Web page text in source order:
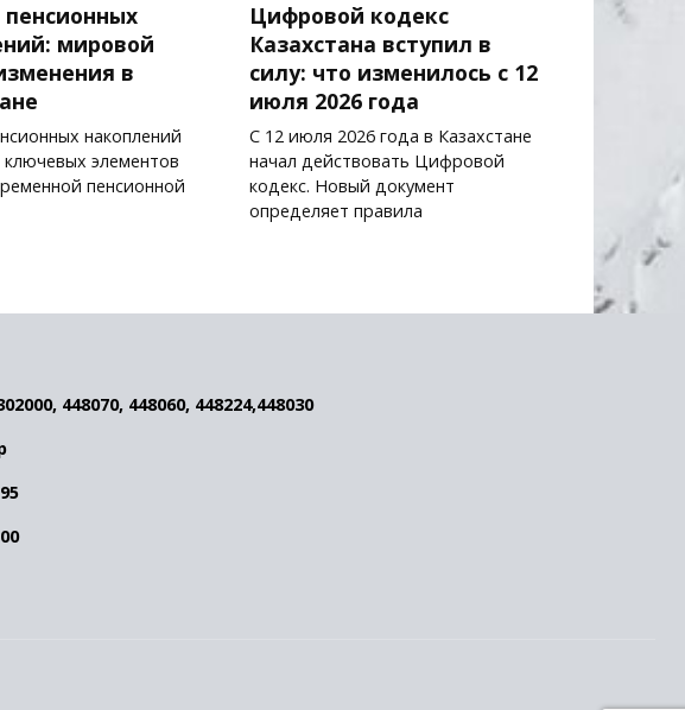
мировой
в
накоплений
элементов
пенсионной
Цифровой кодекс
Казахстана вступил в
силу: что изменилось с 12
июля 2026 года
С 12 июля 2026 года в Казахстане
начал действовать Цифровой
кодекс. Новый документ
определяет правила
448070, 448060, 448224,448030